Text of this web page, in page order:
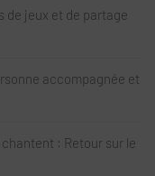
de jeux et de partage
accompagnée et
: Retour sur le